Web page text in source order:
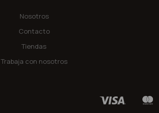
Nosotros
Contacto
Tiendas
Trabaja con nosotros